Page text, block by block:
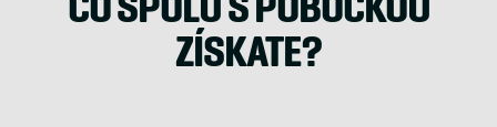
ČO SPOLU S POBOČKOU
ZÍSKATE?